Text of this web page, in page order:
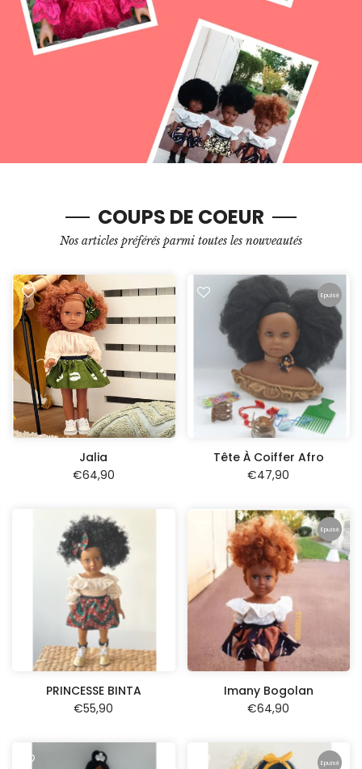
COUPS DE COEUR
Nos articles préférés parmi toutes les nouveautés
Jalia
€64,90
Epuisé
Tête À Coiffer Afro
€47,90
PRINCESSE BINTA
€55,90
Epuisé
Imany Bogolan
€64,90
Epuisé